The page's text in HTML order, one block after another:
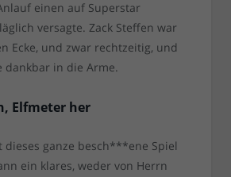
einen auf Superstar
versagte. Zack Steffen war
Ecke, und zwar rechtzeitig, und
dankbar in die Arme.
Elfmeter her
dieses ganze besch***ene Spiel
ein klares, weder von Herrn